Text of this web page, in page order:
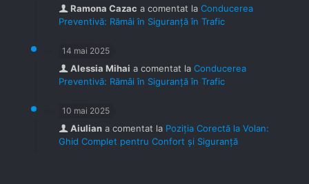
Ramona Cazac a comentat la Conducerea
Preventivă: Rămâi în Siguranță în Trafic
14 mai 2025
Alessia Mihai a comentat la Conducerea
Preventivă: Rămâi în Siguranță în Trafic
10 mai 2025
Aiulian a comentat la Poziția Corectă la Volan:
Ghid Complet pentru Confort și Siguranță